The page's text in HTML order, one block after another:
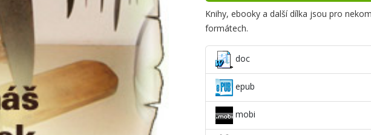
Knihy, ebooky a další dílka jsou pro
formátech.
doc
epub
mobi